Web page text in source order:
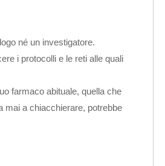
né un investigatore.
i protocolli e le reti alle quali
farmaco abituale, quella che
mai a chiacchierare, potrebbe